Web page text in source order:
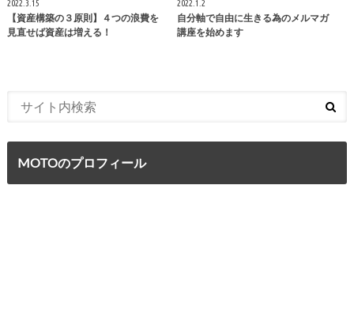
2022.3.15
【資産構築の３原則】４つの浪費を
見直せば資産は増える！
2022.1.2
自分軸で自由に生きる為のメルマガ
講座を始めます
MOTOのプロフィール